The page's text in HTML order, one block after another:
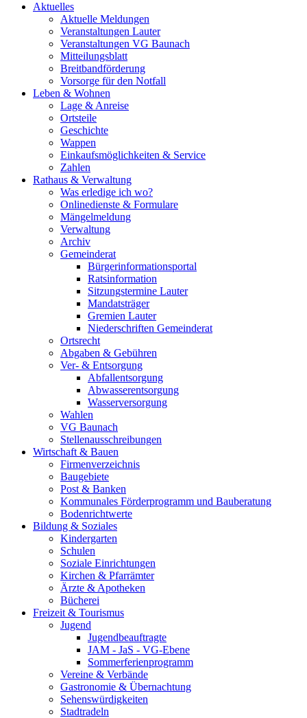
Aktuelles
Aktuelle Meldungen
Veranstaltungen Lauter
Veranstaltungen VG Baunach
Mitteilungsblatt
Breitbandförderung
Vorsorge für den Notfall
Leben & Wohnen
Lage & Anreise
Ortsteile
Geschichte
Wappen
Einkaufsmöglichkeiten & Service
Zahlen
Rathaus & Verwaltung
Was erledige ich wo?
Onlinedienste & Formulare
Mängelmeldung
Verwaltung
Archiv
Gemeinderat
Bürgerinformationsportal
Ratsinformation
Sitzungstermine Lauter
Mandatsträger
Gremien Lauter
Niederschriften Gemeinderat
Ortsrecht
Abgaben & Gebühren
Ver- & Entsorgung
Abfallentsorgung
Abwasserentsorgung
Wasserversorgung
Wahlen
VG Baunach
Stellenausschreibungen
Wirtschaft & Bauen
Firmenverzeichnis
Baugebiete
Post & Banken
Kommunales Förderprogramm und Bauberatung
Bodenrichtwerte
Bildung & Soziales
Kindergarten
Schulen
Soziale Einrichtungen
Kirchen & Pfarrämter
Ärzte & Apotheken
Bücherei
Freizeit & Tourismus
Jugend
Jugendbeauftragte
JAM - JaS - VG-Ebene
Sommerferienprogramm
Vereine & Verbände
Gastronomie & Übernachtung
Sehenswürdigkeiten
Stadtradeln